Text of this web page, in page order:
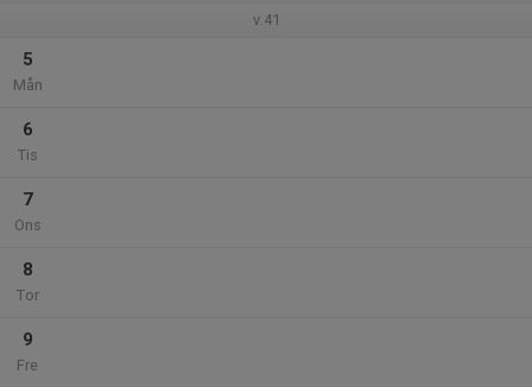
v.41
5
Mån
6
Tis
7
Ons
8
Tor
9
Fre